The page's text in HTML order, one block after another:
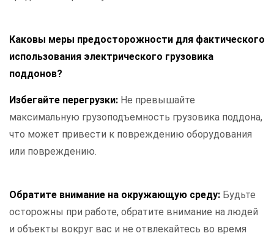
Каковы меры предосторожности для фактического
использования электрического грузовика
поддонов?
Избегайте перегрузки: Не превышайте
максимальную грузоподъемность грузовика поддона,
что может привести к повреждению оборудования
или повреждению.
Обратите внимание на окружающую среду: Будьте
осторожны при работе, обратите внимание на людей
и объекты вокруг вас и не отвлекайтесь во время